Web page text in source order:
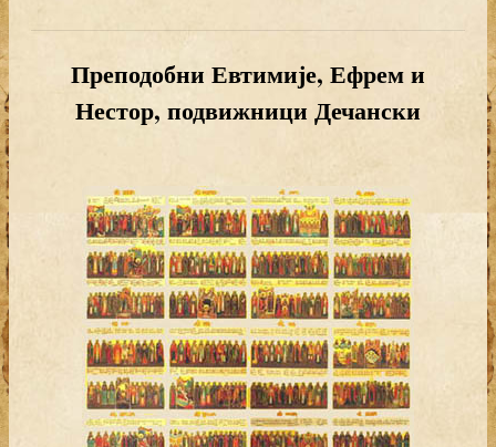
Преподобни Евтимије, Ефрем и
Нестор, подвижници Дечански